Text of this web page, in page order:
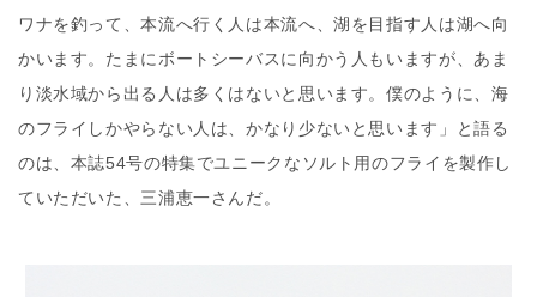
ワナを釣って、本流へ行く人は本流へ、湖を目指す人は湖へ向
かいます。たまにボートシーバスに向かう人もいますが、あま
り淡水域から出る人は多くはないと思います。僕のように、海
のフライしかやらない人は、かなり少ないと思います」と語る
のは、本誌54号の特集でユニークなソルト用のフライを製作し
ていただいた、三浦恵一さんだ。